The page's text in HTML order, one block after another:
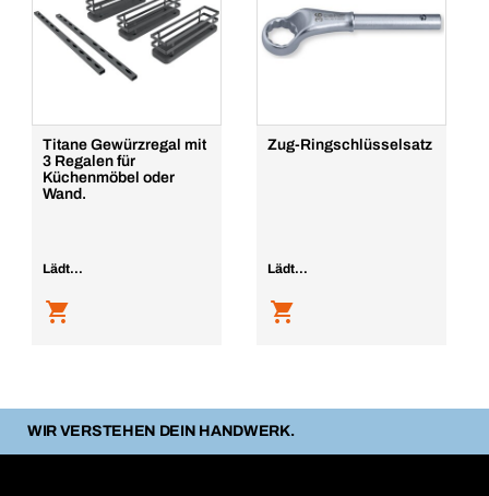
Titane Gewürzregal mit
3 Regalen für
Küchenmöbel oder
Wand.
Lädt...
Zug-Ringschlüsselsatz
Lädt...
WIR VERSTEHEN DEIN HANDWERK.